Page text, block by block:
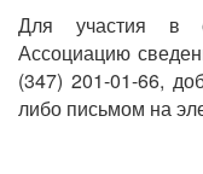
Для участия в
Ассоциацию
(347) 201-01-66,
либо письмом на